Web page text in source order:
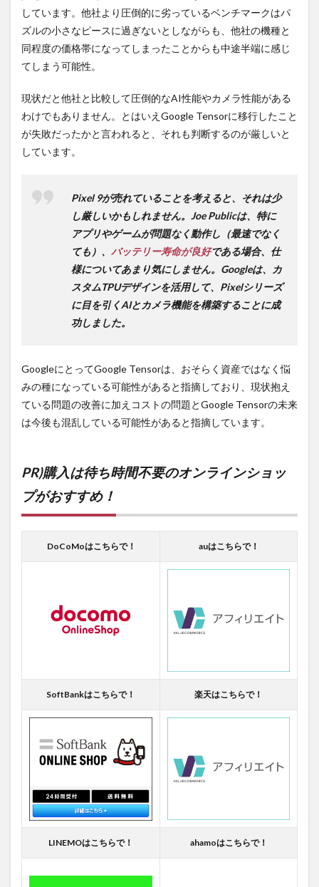
しています。他社より圧倒的に劣っているベンチマークはパ
ズルの小さなピースに過ぎないとしながらも、他社の機種と
同程度の価格帯になってしまったことからも中途半端に感じ
てしまう可能性。
現状だと他社と比較して圧倒的なAI性能やカメラ性能がある
わけでもありません。とはいえGoogle Tensorに移行したこと
が失敗だったかと言われると、それも判断するのが厳しいと
しています。
Pixel 9が売れていることを考えると、それは少
し厳しいかもしれません。Joe Publicは、特に
アプリやゲームが問題なく動作し（最速でなく
ても）、 バッテリー寿命が良好である場合、仕
様についてあまり気にしません。Googleは、カ
スタムTPUデザインを活用して、Pixelシリーズ
に目を引くAIとカメラ機能を構築することに成
功しました。
GoogleにとってGoogle Tensorは、おそらく資産ではなく悩
みの種になっている可能性があると指摘しており、現状抱え
ている問題の改善に加えコストの問題とGoogle Tensorの未来
は今後も混乱している可能性があると指摘しています。
PR)購入は待ち時間不要のオンラインショッ
プがおすすめ！
DoCoMoはこちらで！ auはこちらで！
SoftBankはこちらで！ 楽天はこちらで！
LINEMOはこちらで！ ahamoはこちらで！